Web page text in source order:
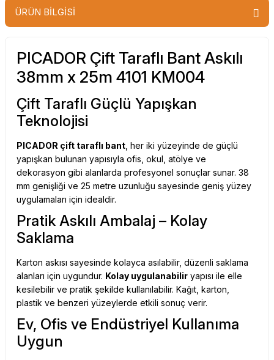
ÜRÜN BİLGİSİ
PICADOR Çift Taraflı Bant Askılı
38mm x 25m 4101 KM004
Çift Taraflı Güçlü Yapışkan
Teknolojisi
PICADOR çift taraflı bant , her iki yüzeyinde de güçlü
yapışkan bulunan yapısıyla ofis, okul, atölye ve
dekorasyon gibi alanlarda profesyonel sonuçlar sunar. 38
mm genişliği ve 25 metre uzunluğu sayesinde geniş yüzey
uygulamaları için idealdir.
Pratik Askılı Ambalaj – Kolay
Saklama
Karton askısı sayesinde kolayca asılabilir, düzenli saklama
alanları için uygundur. Kolay uygulanabilir yapısı ile elle
kesilebilir ve pratik şekilde kullanılabilir. Kağıt, karton,
plastik ve benzeri yüzeylerde etkili sonuç verir.
Ev, Ofis ve Endüstriyel Kullanıma
Uygun